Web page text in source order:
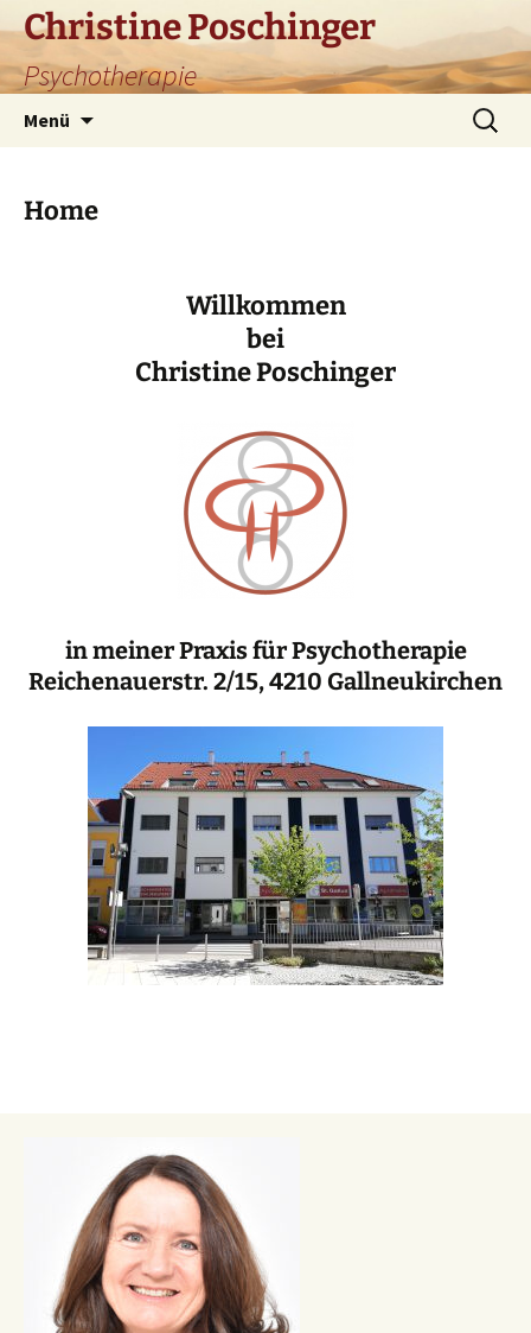
Zum
Inhalt
springen
Christine Poschinger
Psychotherapie
Menü
Suchen
nach:
Home
Willkommen
bei
Christine Poschinger
in meiner Praxis für Psychotherapie
Reichenauerstr. 2/15, 4210 Gallneukirchen